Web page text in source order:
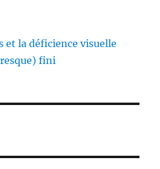
et la déficience visuelle
fini